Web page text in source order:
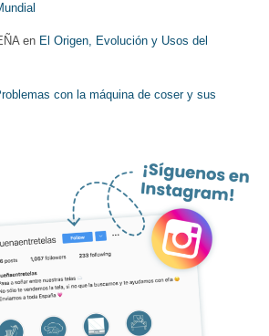
en El Origen, Evolución y Usos del
con la máquina de coser y sus